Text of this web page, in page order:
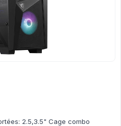
2.5,3.5" Cage combo